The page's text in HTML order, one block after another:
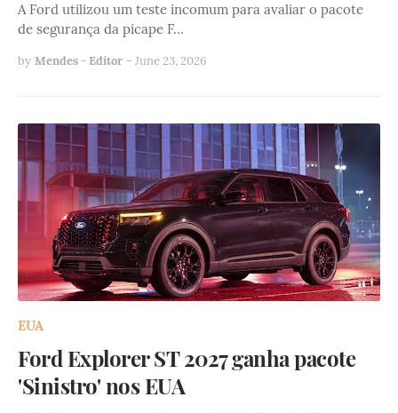
A Ford utilizou um teste incomum para avaliar o pacote
de segurança da picape F…
by Mendes - Editor - June 23, 2026
EUA
Ford Explorer ST 2027 ganha pacote
'Sinistro' nos EUA